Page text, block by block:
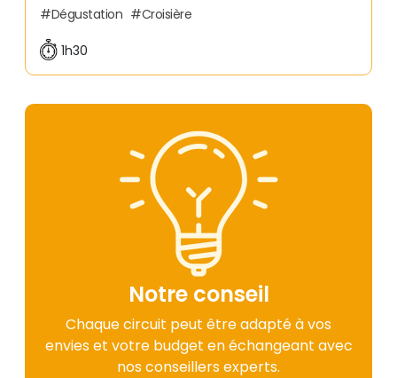
Dégustation
Croisière
1h30
Notre conseil
Chaque circuit peut être adapté à vos
envies et votre budget en échangeant avec
nos conseillers experts.